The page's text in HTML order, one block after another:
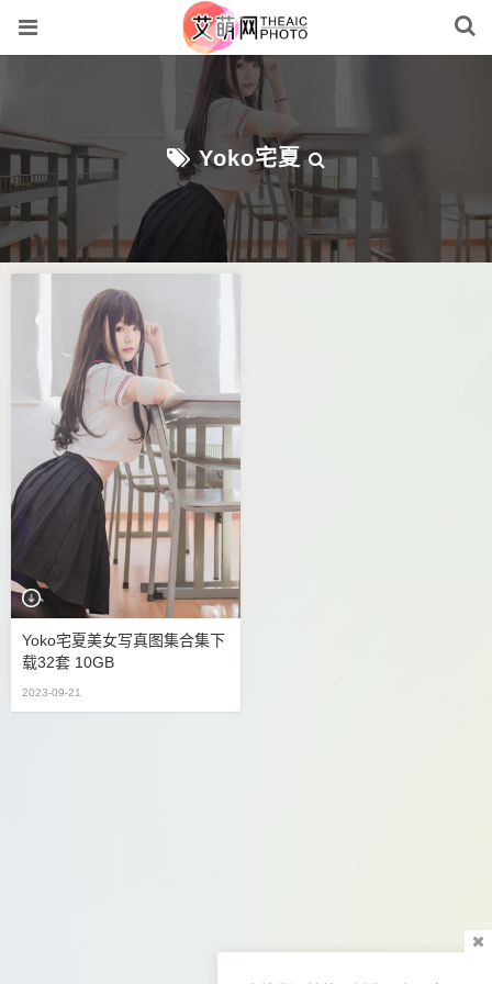
Yoko宅夏
Yoko宅夏美女写真图集合集下
载32套 10GB
2023-09-21